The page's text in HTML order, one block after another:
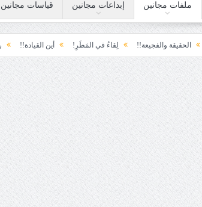
ملفات مجانين إبداعات مجانين قياسات مجانين
والفجيعة!! لِقاءُ في المَطَرِ! أين القيادة!! رسائل...